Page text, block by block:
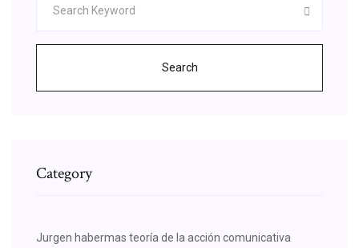
Search
Category
Jurgen habermas teoría de la acción comunicativa